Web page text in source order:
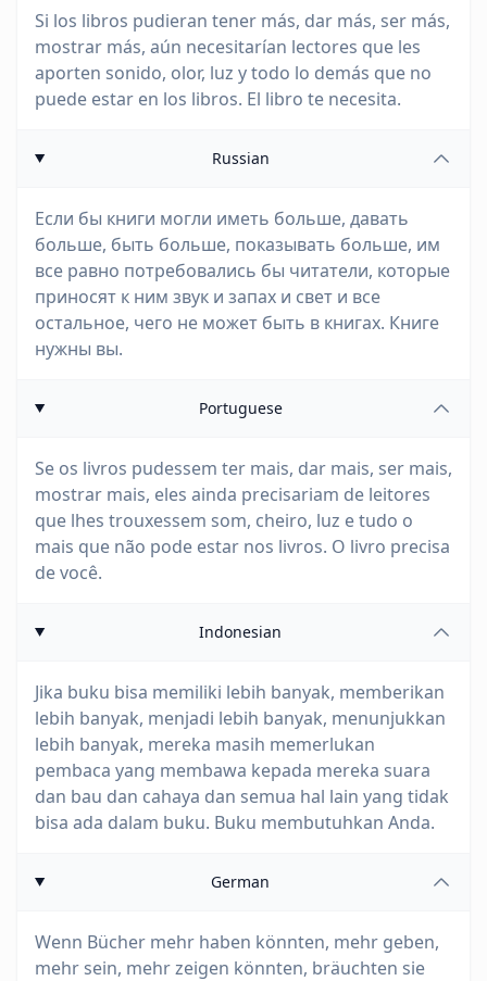
Si los libros pudieran tener más, dar más, ser más,
mostrar más, aún necesitarían lectores que les
aporten sonido, olor, luz y todo lo demás que no
puede estar en los libros. El libro te necesita.
Russian
Если бы книги могли иметь больше, давать
больше, быть больше, показывать больше, им
все равно потребовались бы читатели, которые
приносят к ним звук и запах и свет и все
остальное, чего не может быть в книгах. Книге
нужны вы.
Portuguese
Se os livros pudessem ter mais, dar mais, ser mais,
mostrar mais, eles ainda precisariam de leitores
que lhes trouxessem som, cheiro, luz e tudo o
mais que não pode estar nos livros. O livro precisa
de você.
Indonesian
Jika buku bisa memiliki lebih banyak, memberikan
lebih banyak, menjadi lebih banyak, menunjukkan
lebih banyak, mereka masih memerlukan
pembaca yang membawa kepada mereka suara
dan bau dan cahaya dan semua hal lain yang tidak
bisa ada dalam buku. Buku membutuhkan Anda.
German
Wenn Bücher mehr haben könnten, mehr geben,
mehr sein, mehr zeigen könnten, bräuchten sie